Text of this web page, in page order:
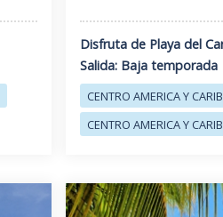
Disfruta de Playa del
Salida: Baja temporada
CENTRO AMERICA Y
CENTRO AMERICA Y